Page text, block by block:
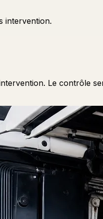
intervention.
Le contrôle